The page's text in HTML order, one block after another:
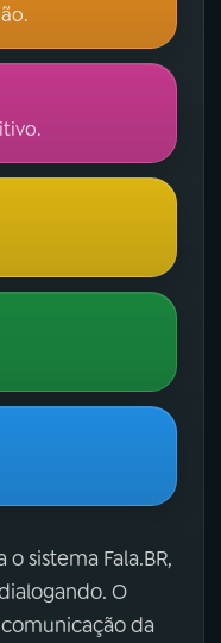
sistema Fala.BR,
O
da